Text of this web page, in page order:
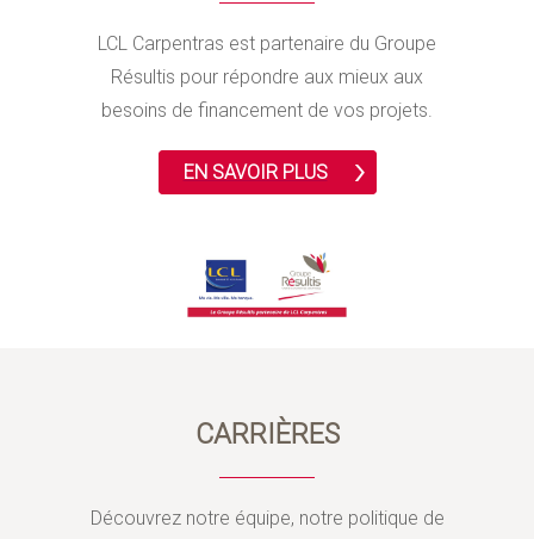
LCL Carpentras est partenaire du Groupe
Résultis pour répondre aux mieux aux
besoins de financement de vos projets.
EN SAVOIR PLUS
CARRIÈRES
Découvrez notre équipe, notre politique de